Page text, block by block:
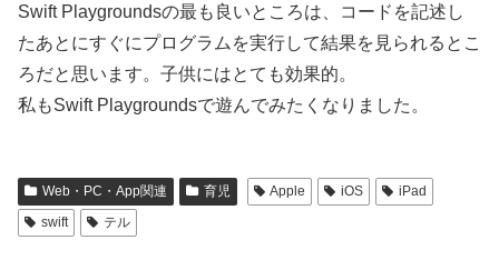
Swift Playgroundsの最も良いところは、コードを記述し
たあとにすぐにプログラムを実行して結果を見られるとこ
ろだと思います。子供にはとても効果的。
私もSwift Playgroundsで遊んでみたくなりました。
Web・PC・App関連 育児 Apple iOS
iPad
swift
テル